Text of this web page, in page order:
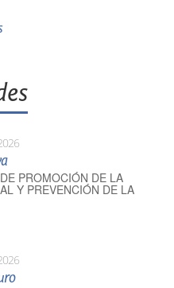
PROMOCIÓN DE LA
Y PREVENCIÓN DE LA